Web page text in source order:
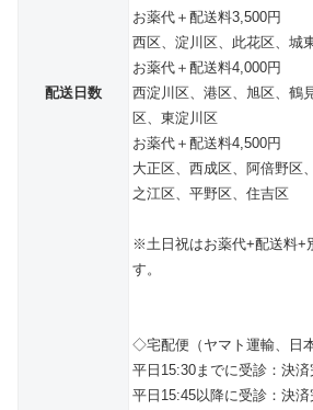
配送日数
お薬代＋配送料3,500円
西区、淀川区、此花区、城
お薬代＋配送料4,000円
西淀川区、港区、旭区、鶴
区、東淀川区
お薬代＋配送料4,500円
大正区、西成区、阿倍野区
之江区、平野区、住吉区
※土日祝はお薬代+配送料+
す。
◇宅配便（ヤマト運輸、日本
平日15:30までに受診：決
平日15:45以降に受診：決